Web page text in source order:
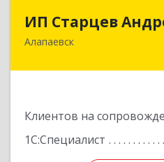
ИП Старцев
Алапаевск
Клиентов на
1С:Специалист
ИП Старцев
624601,